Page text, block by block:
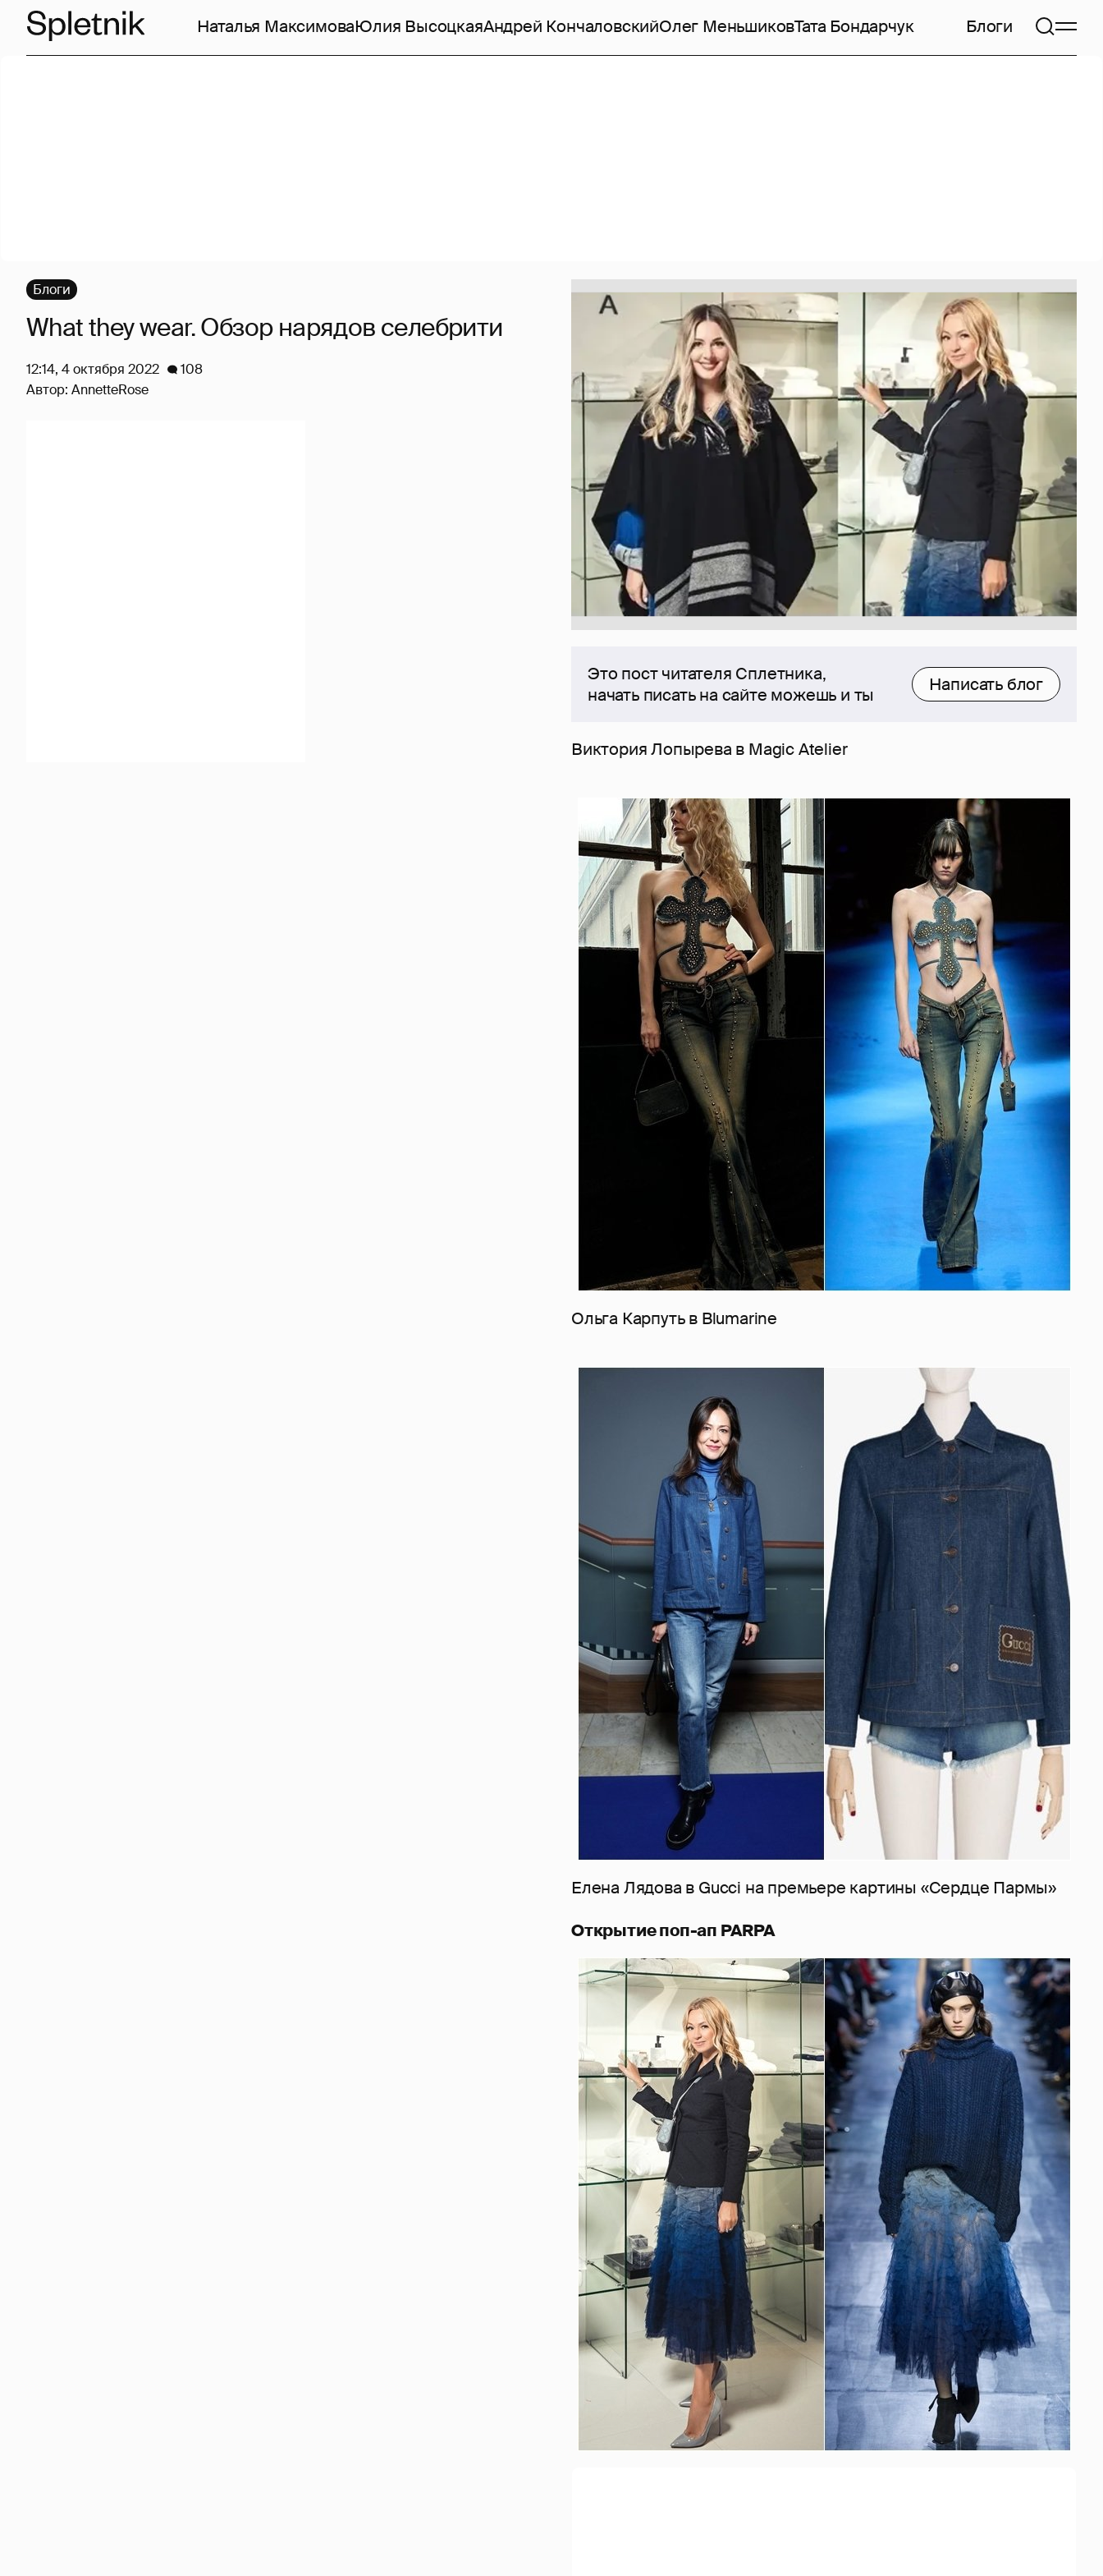
Наталья МаксимоваЮлия ВысоцкаяАндрей КончаловскийОлег МеньшиковТата Бондарчук Блоги
Это пост читателя Сплетника,
начать писать на сайте можешь и ты
Написать блог
Виктория Лопырева в Magic Atelier
Ольга Карпуть в Blumarine
Елена Лядова в Gucci на премьере картины «Сердце Пармы»
Открытие поп-ап PARPA
Блоги
What they wear. Обзор нарядов селебрити
12:14, 4 октября 2022
108
Автор: AnnetteRose